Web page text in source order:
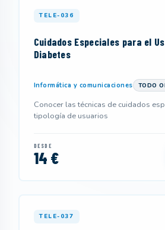
TELE-036
Cuidados Especiales para el
Diabetes
Informática y comunicaciones TODO
Conocer las técnicas de cuidados
tipología de usuarios
DESDE
14 €
TELE-037